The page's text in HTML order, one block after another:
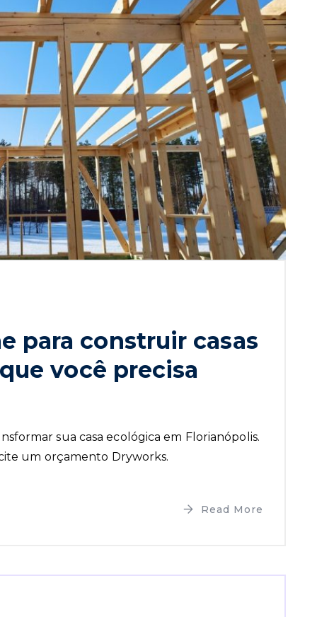
para construir casas
você precisa
sua casa ecológica em Florianópolis.
um orçamento Dryworks.
Read More